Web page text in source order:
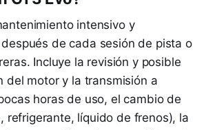
intensivo y
de cada sesión de pista o
Incluye la revisión y posible
del motor y la transmisión a
horas de uso, el cambio de
refrigerante, líquido de frenos), la